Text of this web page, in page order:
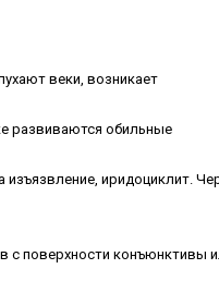
веки, возникает
развиваются обильные
иридоциклит.
с поверхности конъюнктивы